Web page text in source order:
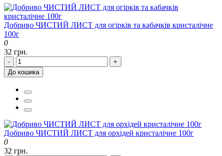
Добриво ЧИСТИЙ ЛИСТ для огірків та кабачків кристалічне
100г
0
32 грн.
-
+
До кошика
Добриво ЧИСТИЙ ЛИСТ для орхідей кристалічне 100г
0
32 грн.